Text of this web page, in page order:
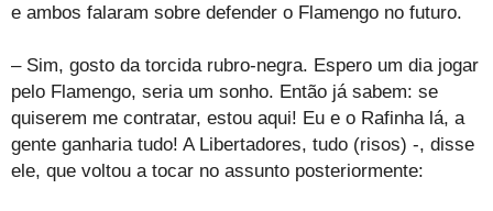
e ambos falaram sobre defender o Flamengo no futuro.
– Sim, gosto da torcida rubro-negra. Espero um dia jogar
pelo Flamengo, seria um sonho. Então já sabem: se
quiserem me contratar, estou aqui! Eu e o Rafinha lá, a
gente ganharia tudo! A Libertadores, tudo (risos) -, disse
ele, que voltou a tocar no assunto posteriormente: